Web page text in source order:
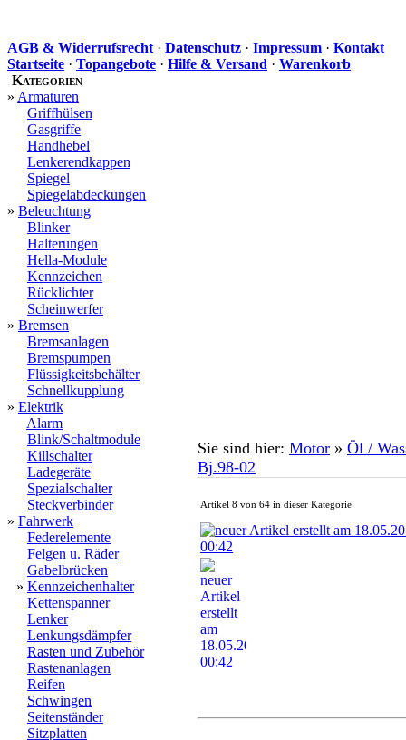
AGB & Widerrufsrecht · Datenschutz · Impressum · Kontakt
Startseite · Topangebote · Hilfe & Versand · Warenkorb
Kategorien
» Armaturen
Griffhülsen
Gasgriffe
Handhebel
Lenkerendkappen
Spiegel
Spiegelabdeckungen
» Beleuchtung
Blinker
Halterungen
Hella-Module
Kennzeichen
Rücklichter
Scheinwerfer
» Bremsen
Bremsanlagen
Bremspumpen
Flüssigkeitsbehälter
Schnellkupplung
» Elektrik
Alarm
Blink/Schaltmodule
Killschalter
Ladegeräte
Spezialschalter
Steckverbinder
» Fahrwerk
Federelemente
Felgen u. Räder
Gabelbrücken
» Kennzeichenhalter
Kettenspanner
Lenker
Lenkungsdämpfer
Rasten und Zubehör
Rastenanlagen
Reifen
Schwingen
Seitenständer
Sitzplatten
Sie sind hier: Motor » Öl /
Bj.98-02
Artikel 8 von 64 in dieser Kategorie